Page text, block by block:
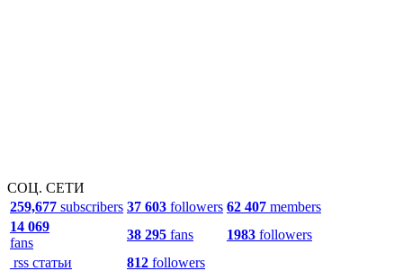
СОЦ. СЕТИ
259,677 subscribers 37 603 followers 62 407 members
14 069
fans
38 295 fans 1983 followers
rss статьи
812 followers